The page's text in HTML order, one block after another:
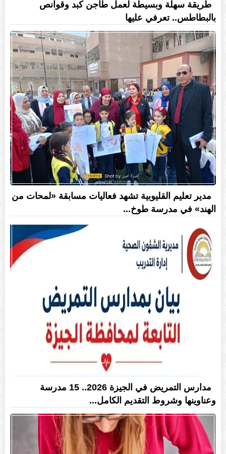
طريقة سهلة وبسيطة لعمل طاجن كبد وقوانص
بالبطاطس.. تعرفي عليها
مدير تعليم القليوبية تشهد فعاليات مسابقة «لمحات من
الهند» في مدرسة طوخ...
مدارس التمريض في الجيزة 2026.. 15 مدرسة
وعناوينها وشروط التقديم الكامل...